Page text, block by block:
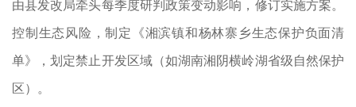
由县发改局牵头每季度研判政策变动影响，修订实施方案。
控制生态风险，制定《湘滨镇和杨林寨乡生态保护负面清
单》，划定禁止开发区域（如湖南湘阴横岭湖省级自然保护
区）。